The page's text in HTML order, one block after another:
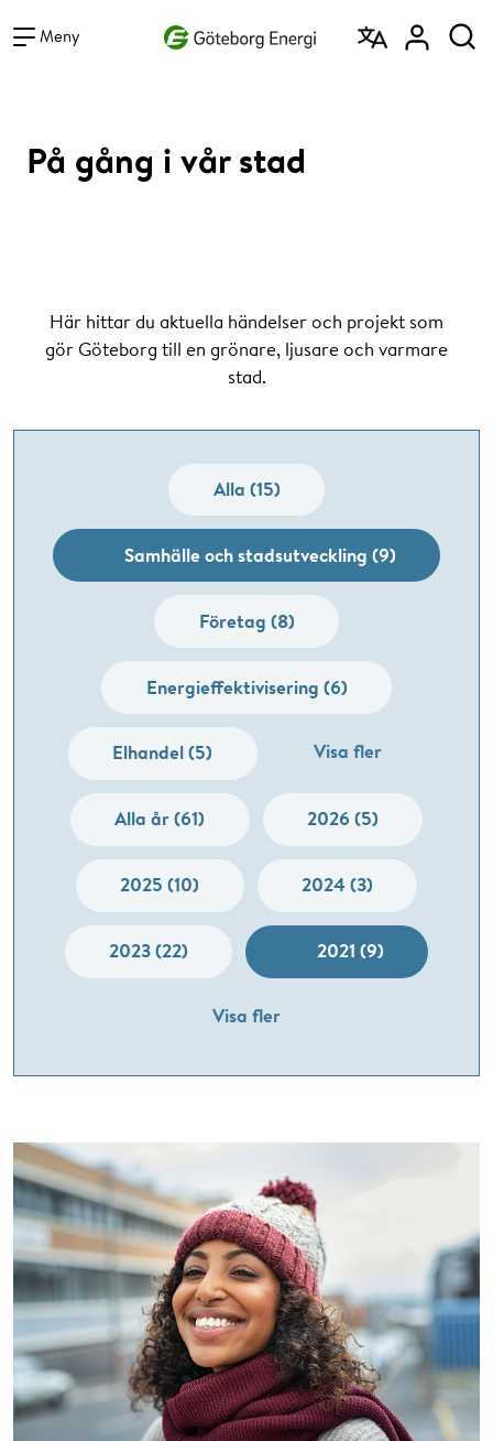
Meny
På gång i vår stad
Här hittar du aktuella händelser och projekt som
gör Göteborg till en grönare, ljusare och varmare
stad.
Alla (15)
Samhälle och stadsutveckling (9)
Företag (8)
Energieffektivisering (6)
Elhandel (5) Visa fler
Alla år (61) 2026 (5)
2025 (10) 2024 (3)
2023 (22) 2021 (9)
Visa fler